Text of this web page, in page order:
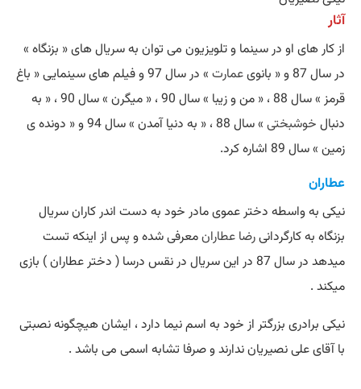
آثار
از کار های او در سینما و تلویزیون می توان به سریال های « بزنگاه »
در سال 87 و « بانوی
عمارت
» در سال 97 و فیلم های سینمایی « باغ
قرمز » سال 88 ، « من و زیبا » سال 90 ، « میگرن » سال 90 ، « به
دنبال خوشبختی
» سال 88 ، « به دنیا آمدن » سال 94 و « دونده ی
زمین » سال 89 اشاره کرد.
عطاران
نیکی به واسطه دختر عموی مادر خود به دست اندر کاران سریال
بزنگاه به کارگردانیرضا عطارانمعرفی شده و پس از اینکه تست
میدهد در سال 87 در این سریال در نقس درسا ( دختر عطاران ) بازی
میکند .
نیکی برادری بزرگتر از خود به اسم نیما دارد ، ایشان هیچگونه نصبتی
با آقای علی نصیریان ندارند و صرفا تشابه اسمی می باشد .